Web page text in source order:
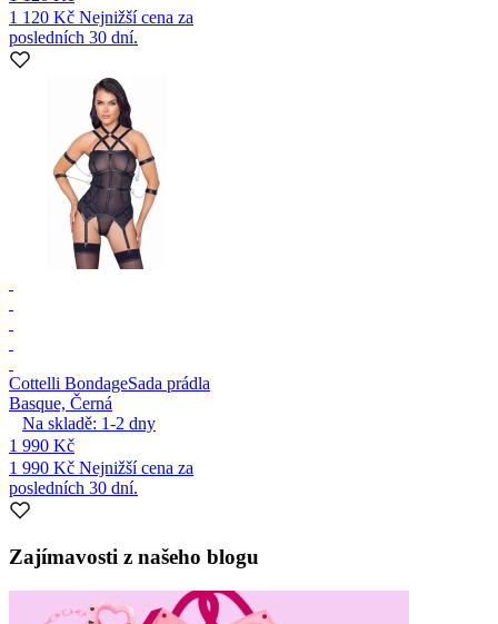
1 120 Kč Nejnižší cena za
posledních 30 dní.
Cottelli BondageSada prádla
Basque, Černá
Na skladě: 1-2 dny
1 990 Kč
1 990 Kč Nejnižší cena za
posledních 30 dní.
Zajímavosti z našeho blogu